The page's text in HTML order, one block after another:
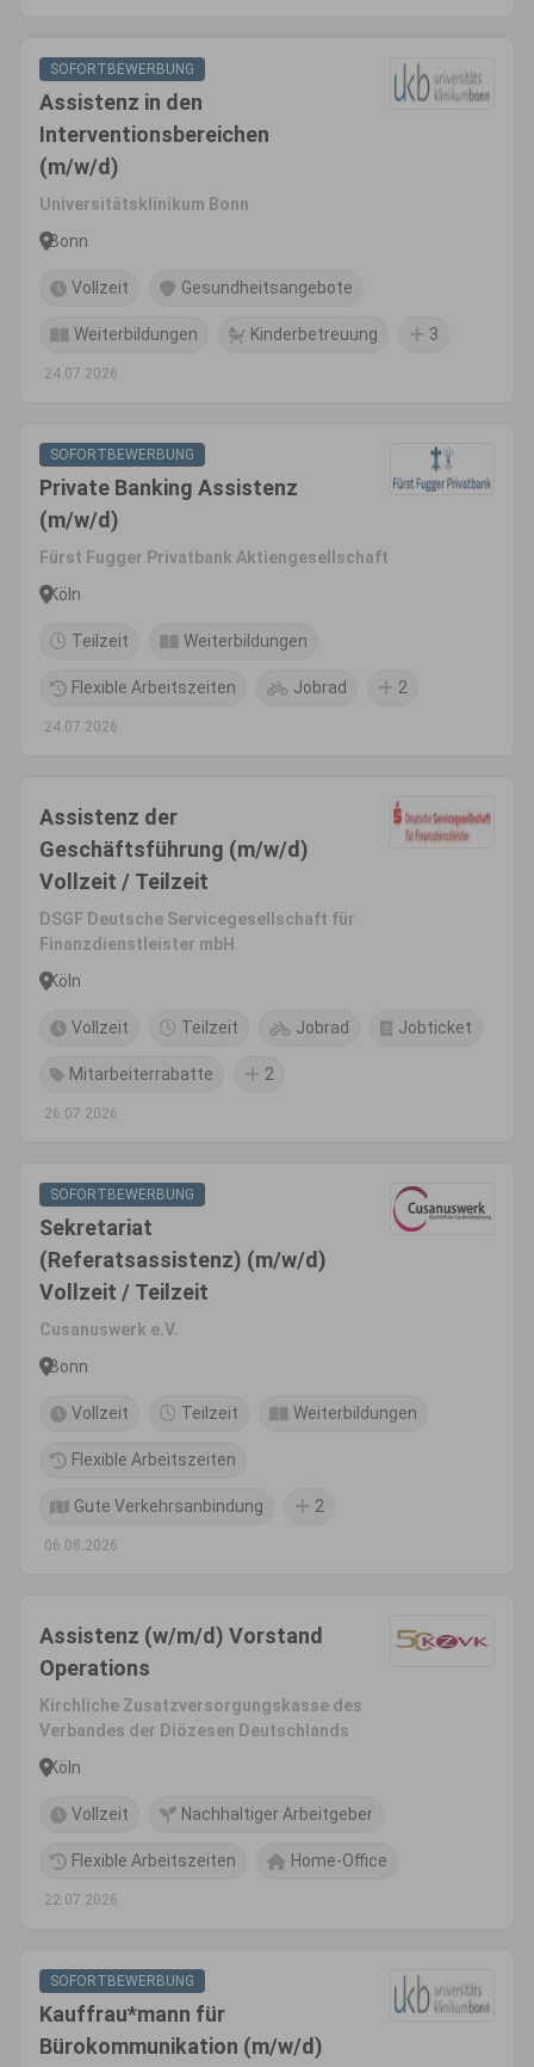
SOFORTBEWERBUNG
Assistenz in den
Interventionsbereichen
(m/w/d)
Universitätsklinikum Bonn
Bonn
Vollzeit Gesundheitsangebote
Weiterbildungen Kinderbetreuung 3
24.07.2026
SOFORTBEWERBUNG
Private Banking Assistenz
(m/w/d)
Fürst Fugger Privatbank Aktiengesellschaft
Köln
Teilzeit Weiterbildungen
Flexible Arbeitszeiten Jobrad 2
24.07.2026
Assistenz der
Geschäftsführung (m/w/d)
Vollzeit / Teilzeit
DSGF Deutsche Servicegesellschaft für
Finanzdienstleister mbH
Köln
Vollzeit Teilzeit Jobrad Jobticket
Mitarbeiterrabatte 2
26.07.2026
SOFORTBEWERBUNG
Sekretariat
(Referatsassistenz) (m/w/d)
Vollzeit / Teilzeit
Cusanuswerk e.V.
Bonn
Vollzeit Teilzeit Weiterbildungen
Flexible Arbeitszeiten
Gute Verkehrsanbindung 2
06.08.2026
Assistenz (w/m/d) Vorstand
Operations
Kirchliche Zusatzversorgungskasse des
Verbandes der Diözesen Deutschlands
Köln
Vollzeit Nachhaltiger Arbeitgeber
Flexible Arbeitszeiten Home-Office
22.07.2026
SOFORTBEWERBUNG
Kauffrau*mann für
Bürokommunikation (m/w/d)